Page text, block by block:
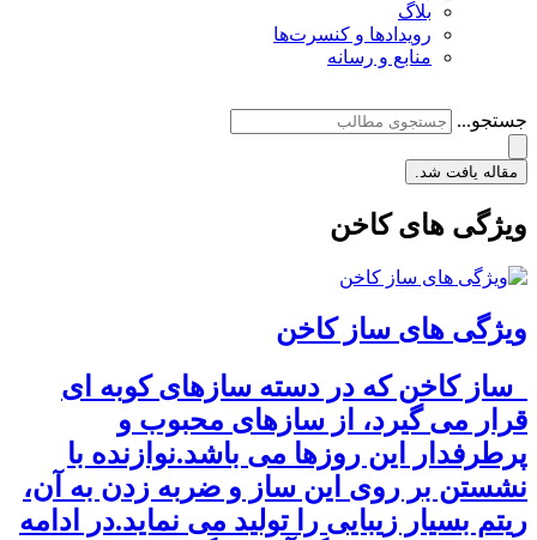
بلاگ
رویدادها و کنسرت‌ها
منابع و رسانه
جستجو...
مقاله یافت شد.
ویژگی های کاخن
ویژگی های ساز کاخن
ساز کاخن که در دسته سازهای کوبه ای
قرار می گیرد، از سازهای محبوب و
پرطرفدار این روزها می باشد.نوازنده با
نشستن بر روی این ساز و ضربه زدن به آن،
ریتم بسیار زیبایی را تولید می نماید.در ادامه